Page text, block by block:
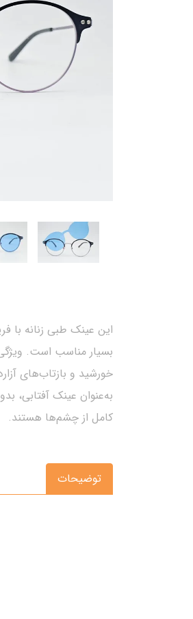
این عینک طبی زنانه با
خورشید و بازتاب‌های
به‌عنوان عینک آفتابی،
کامل از چشم‌ها هستند.
توضیحات